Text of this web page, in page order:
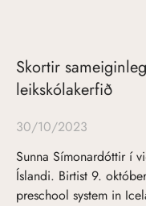
Skortir
leikskólakerfið
30/10/2023
Sunna Símonardóttir í
Íslandi. Birtist 9.
preschool system in